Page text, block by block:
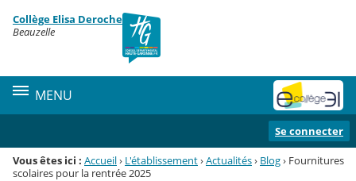
Menu de la rubrique
Contenu
Collège Elisa Deroche
Beauzelle
MENU
Se connecter
Vous êtes ici : Accueil› L'établissement›Actualités› Blog› Fournitures
scolaires pour la rentrée 2025